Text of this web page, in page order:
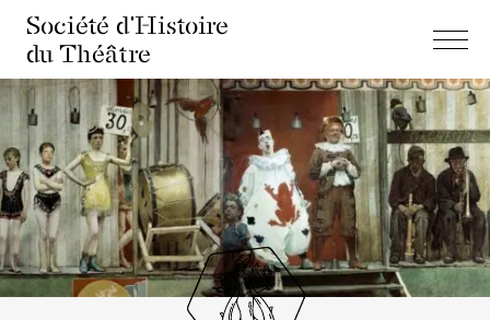
Société d'Histoire
du Théâtre